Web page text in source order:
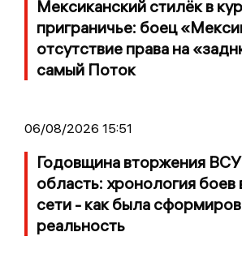
Мексиканский стилёк в
приграничье: боец
отсутствие права на
самый Поток
06/08/2026 15:51
Годовщина вторжения
область: хронология боев
сети - как была
реальность